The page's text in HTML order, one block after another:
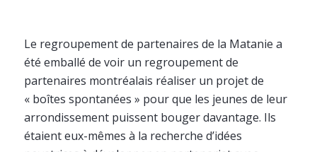
Le regroupement de partenaires de la Matanie a
été emballé de voir un regroupement de
partenaires montréalais réaliser un projet de
« boîtes spontanées » pour que les jeunes de leur
arrondissement puissent bouger davantage. Ils
étaient eux-mêmes à la recherche d’idées